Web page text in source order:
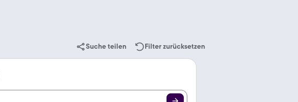
Suche teilen Filter zurücksetzen